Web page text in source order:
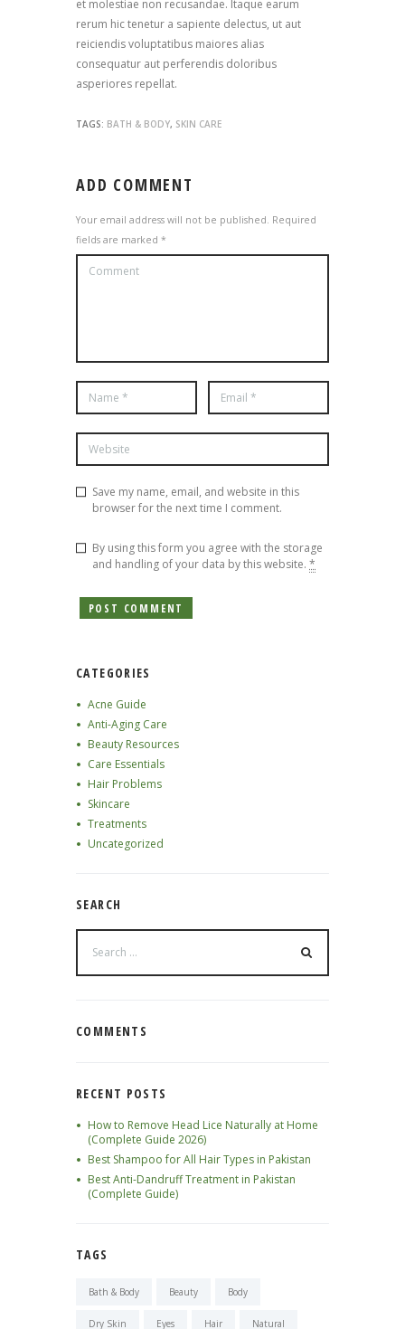
et molestiae non recusandae. Itaque earum
rerum hic tenetur a sapiente delectus, ut aut
reiciendis voluptatibus maiores alias
consequatur aut perferendis doloribus
asperiores repellat.
TAGS: BATH & BODY, SKIN CARE
ADD COMMENT
Your email address will not be published. Required
fields are marked *
Save my name, email, and website in this
browser for the next time I comment.
By using this form you agree with the storage
and handling of your data by this website. *
CATEGORIES
Acne Guide
Anti-Aging Care
Beauty Resources
Care Essentials
Hair Problems
Skincare
Treatments
Uncategorized
SEARCH
COMMENTS
RECENT POSTS
How to Remove Head Lice Naturally at Home
(Complete Guide 2026)
Best Shampoo for All Hair Types in Pakistan
Best Anti-Dandruff Treatment in Pakistan
(Complete Guide)
TAGS
Bath & Body Beauty Body
Dry Skin Eyes Hair Natural